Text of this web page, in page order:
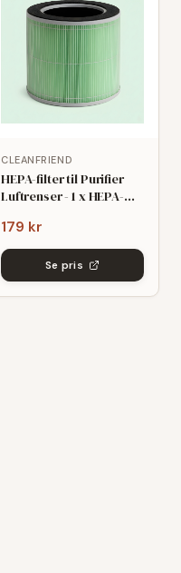
CLEANFRIEND
HEPA-filter til Purifier
Luftrenser - 1 x HEPA-
179 kr
Se pris